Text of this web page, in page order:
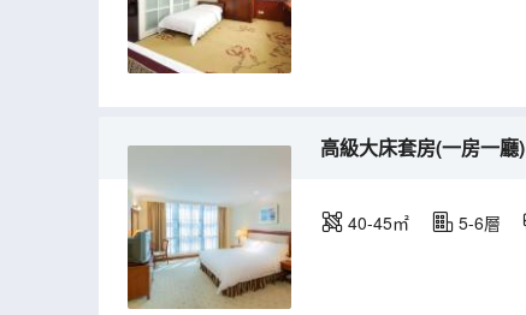
高級大床套房(一房一廳)
40-45㎡ 5-6層